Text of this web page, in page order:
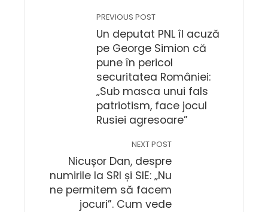
PREVIOUS POST
Un deputat PNL îl acuză
pe George Simion că
pune în pericol
securitatea României:
„Sub masca unui fals
patriotism, face jocul
Rusiei agresoare”
NEXT POST
Nicușor Dan, despre
numirile la SRI și SIE: „Nu
ne permitem să facem
jocuri”. Cum vede